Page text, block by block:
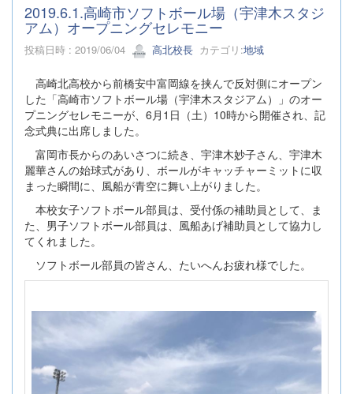
2019.6.1.高崎市ソフトボール場（宇津木スタジ
アム）オープニングセレモニー
投稿日時 : 2019/06/04 高北校長 カテゴリ:地域
高崎北高校から前橋安中富岡線を挟んで反対側にオープン
した「高崎市ソフトボール場（宇津木スタジアム）」のオー
プニングセレモニーが、6月1日（土）10時から開催され、記
念式典に出席しました。
富岡市長からのあいさつに続き、宇津木妙子さん、宇津木
麗華さんの始球式があり、ボールがキャッチャーミットに収
まった瞬間に、風船が青空に舞い上がりました。
本校女子ソフトボール部員は、受付係の補助員として、ま
た、男子ソフトボール部員は、風船あげ補助員として協力し
てくれました。
ソフトボール部員の皆さん、たいへんお疲れ様でした。